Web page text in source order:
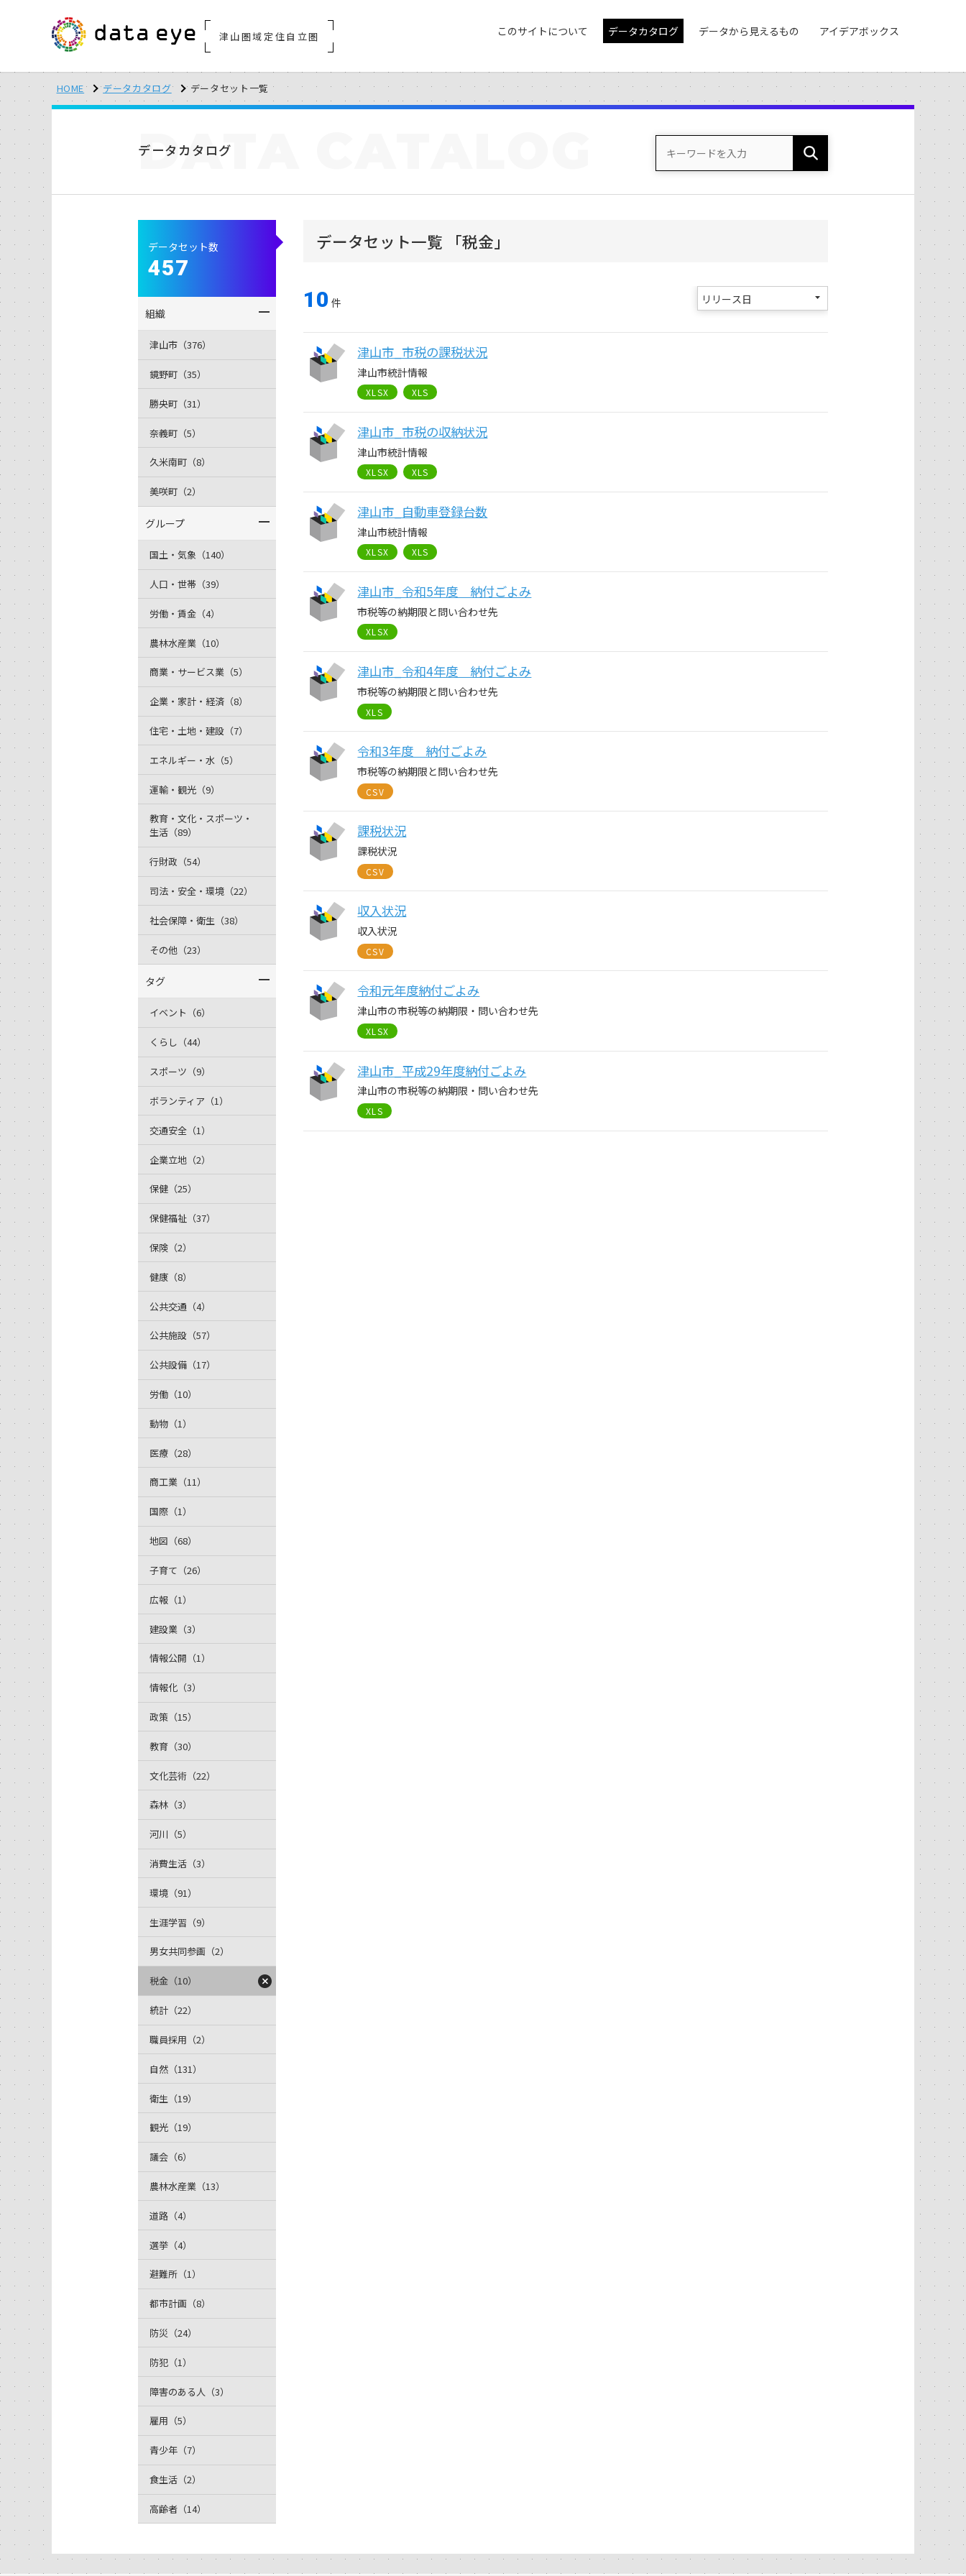
津山圏域定住自立圏 このサイトについて データカタログ データから見えるもの アイデアボックス
HOME データカタログ データセット一覧
データカタログ
DATA
データセット一覧 「税金」
10 件
津山市_市税の課税状況
津山市統計情報
XLSX XLS
津山市_市税の収納状況
津山市統計情報
XLSX XLS
津山市_自動車登録台数
津山市統計情報
XLSX XLS
津山市_令和5年度 納付ごよみ
市税等の納期限と問い合わせ先
XLSX
津山市_令和4年度 納付ごよみ
市税等の納期限と問い合わせ先
XLS
令和3年度 納付ごよみ
市税等の納期限と問い合わせ先
CSV
課税状況
課税状況
CSV
収入状況
収入状況
CSV
令和元年度納付ごよみ
津山市の市税等の納期限・問い合わせ先
XLSX
津山市_平成29年度納付ごよみ
津山市の市税等の納期限・問い合わせ先
XLS
データセット数
457
組織
津山市（376）
鏡野町（35）
勝央町（31）
奈義町（5）
久米南町（8）
美咲町（2）
グループ
国土・気象（140）
人口・世帯（39）
労働・賃金（4）
農林水産業（10）
商業・サービス業（5）
企業・家計・経済（8）
住宅・土地・建設（7）
エネルギー・水（5）
運輸・観光（9）
教育・文化・スポーツ・
生活（89）
行財政（54）
司法・安全・環境（22）
社会保障・衛生（38）
その他（23）
タグ
イベント（6）
くらし（44）
スポーツ（9）
ボランティア（1）
交通安全（1）
企業立地（2）
保健（25）
保健福祉（37）
保険（2）
健康（8）
公共交通（4）
公共施設（57）
公共設備（17）
労働（10）
動物（1）
医療（28）
商工業（11）
国際（1）
地図（68）
子育て（26）
広報（1）
建設業（3）
情報公開（1）
情報化（3）
政策（15）
教育（30）
文化芸術（22）
森林（3）
河川（5）
消費生活（3）
環境（91）
生涯学習（9）
男女共同参画（2）
税金（10）
統計（22）
職員採用（2）
自然（131）
衛生（19）
観光（19）
議会（6）
農林水産業（13）
道路（4）
選挙（4）
避難所（1）
都市計画（8）
防災（24）
防犯（1）
障害のある人（3）
雇用（5）
青少年（7）
食生活（2）
高齢者（14）